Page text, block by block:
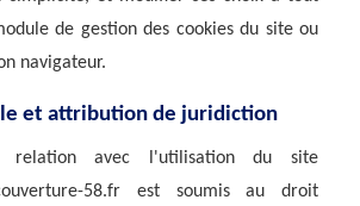
de gestion des cookies du site ou
navigateur.
et attribution de juridiction
relation avec l'utilisation du site
couverture-58.fr est soumis au droit